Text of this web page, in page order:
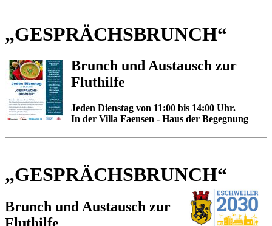
„GESPRÄCHSBRUNCH“
Brunch und Austausch zur
Fluthilfe
Jeden Dienstag von 11:00 bis 14:00 Uhr.
In der Villa Faensen - Haus der Begegnung
„GESPRÄCHSBRUNCH“
Brunch und Austausch zur